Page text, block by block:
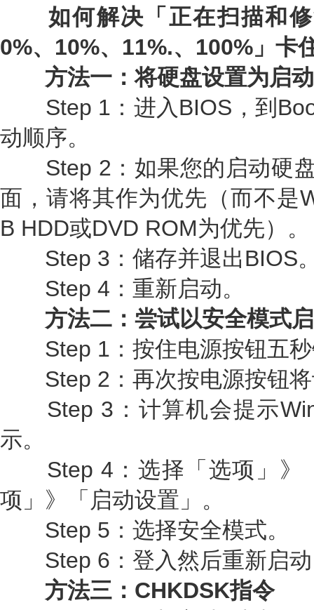
如何解决「正在扫描和修
0%、10%、11%.、100%」卡
方法一：将硬盘设置为启
Step 1：进入BIOS，到
动顺序。
Step 2：如果您的启动硬盘
面，请将其作为优先（而不是
B HDD或DVD ROM为优先）。
Step 3：储存并退出BIOS
Step 4：重新启动。
方法二：尝试以安全模式启
Step 1：按住电源按钮五秒
Step 2：再次按电源按钮将
Step 3：计算机会提示
示。
Step 4：选择「选项」》
项」》「启动设置」。
Step 5：选择安全模式。
Step 6：登入然后重新启
方法三：CHKDSK指令